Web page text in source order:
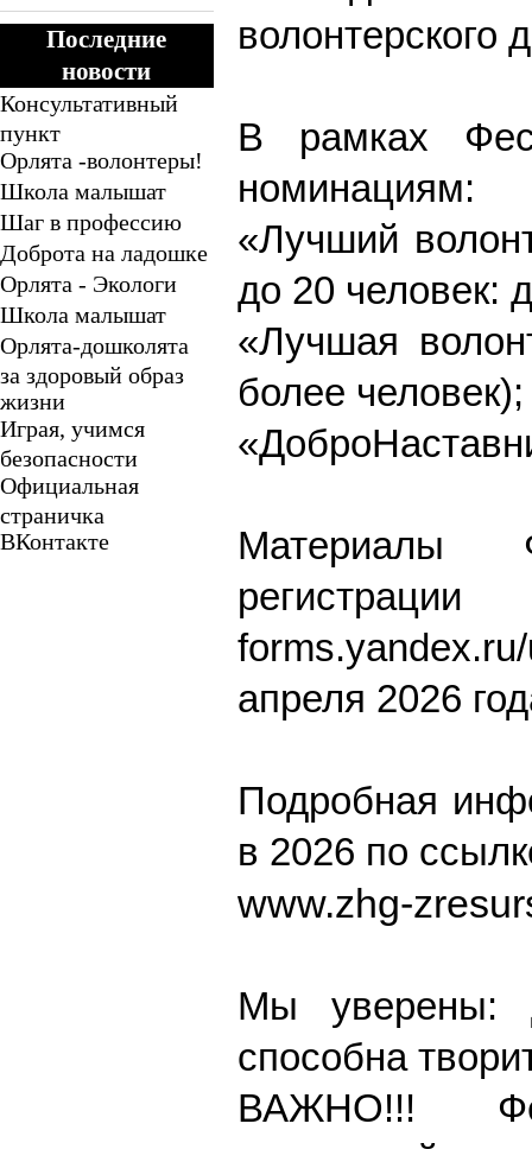
Последние
новости
Консультативный
пункт
Орлята -волонтеры!
Школа малышат
Шаг в профессию
Доброта на ладошке
Орлята - Экологи
Школа малышат
Орлята-дошколята
за здоровый образ
жизни
Играя, учимся
безопасности
Официальная
страничка
ВКонтакте
волонтерского
В рамках
номинациям:
«Лучший
до 20 человек:
«Лучшая
более человек);
Материалы
апреля 2026
Подробная
в 2026 по
www.zhg-
Мы уверены:
способна
ВАЖНО!!!